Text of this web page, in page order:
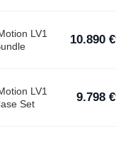
LV1
10.890 €
LV1
Set
9.798 €